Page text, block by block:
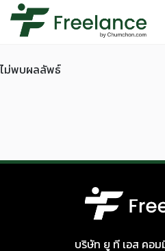
ไม่พบผลลัพธ์
บริษัท ยู ที เอส คอ